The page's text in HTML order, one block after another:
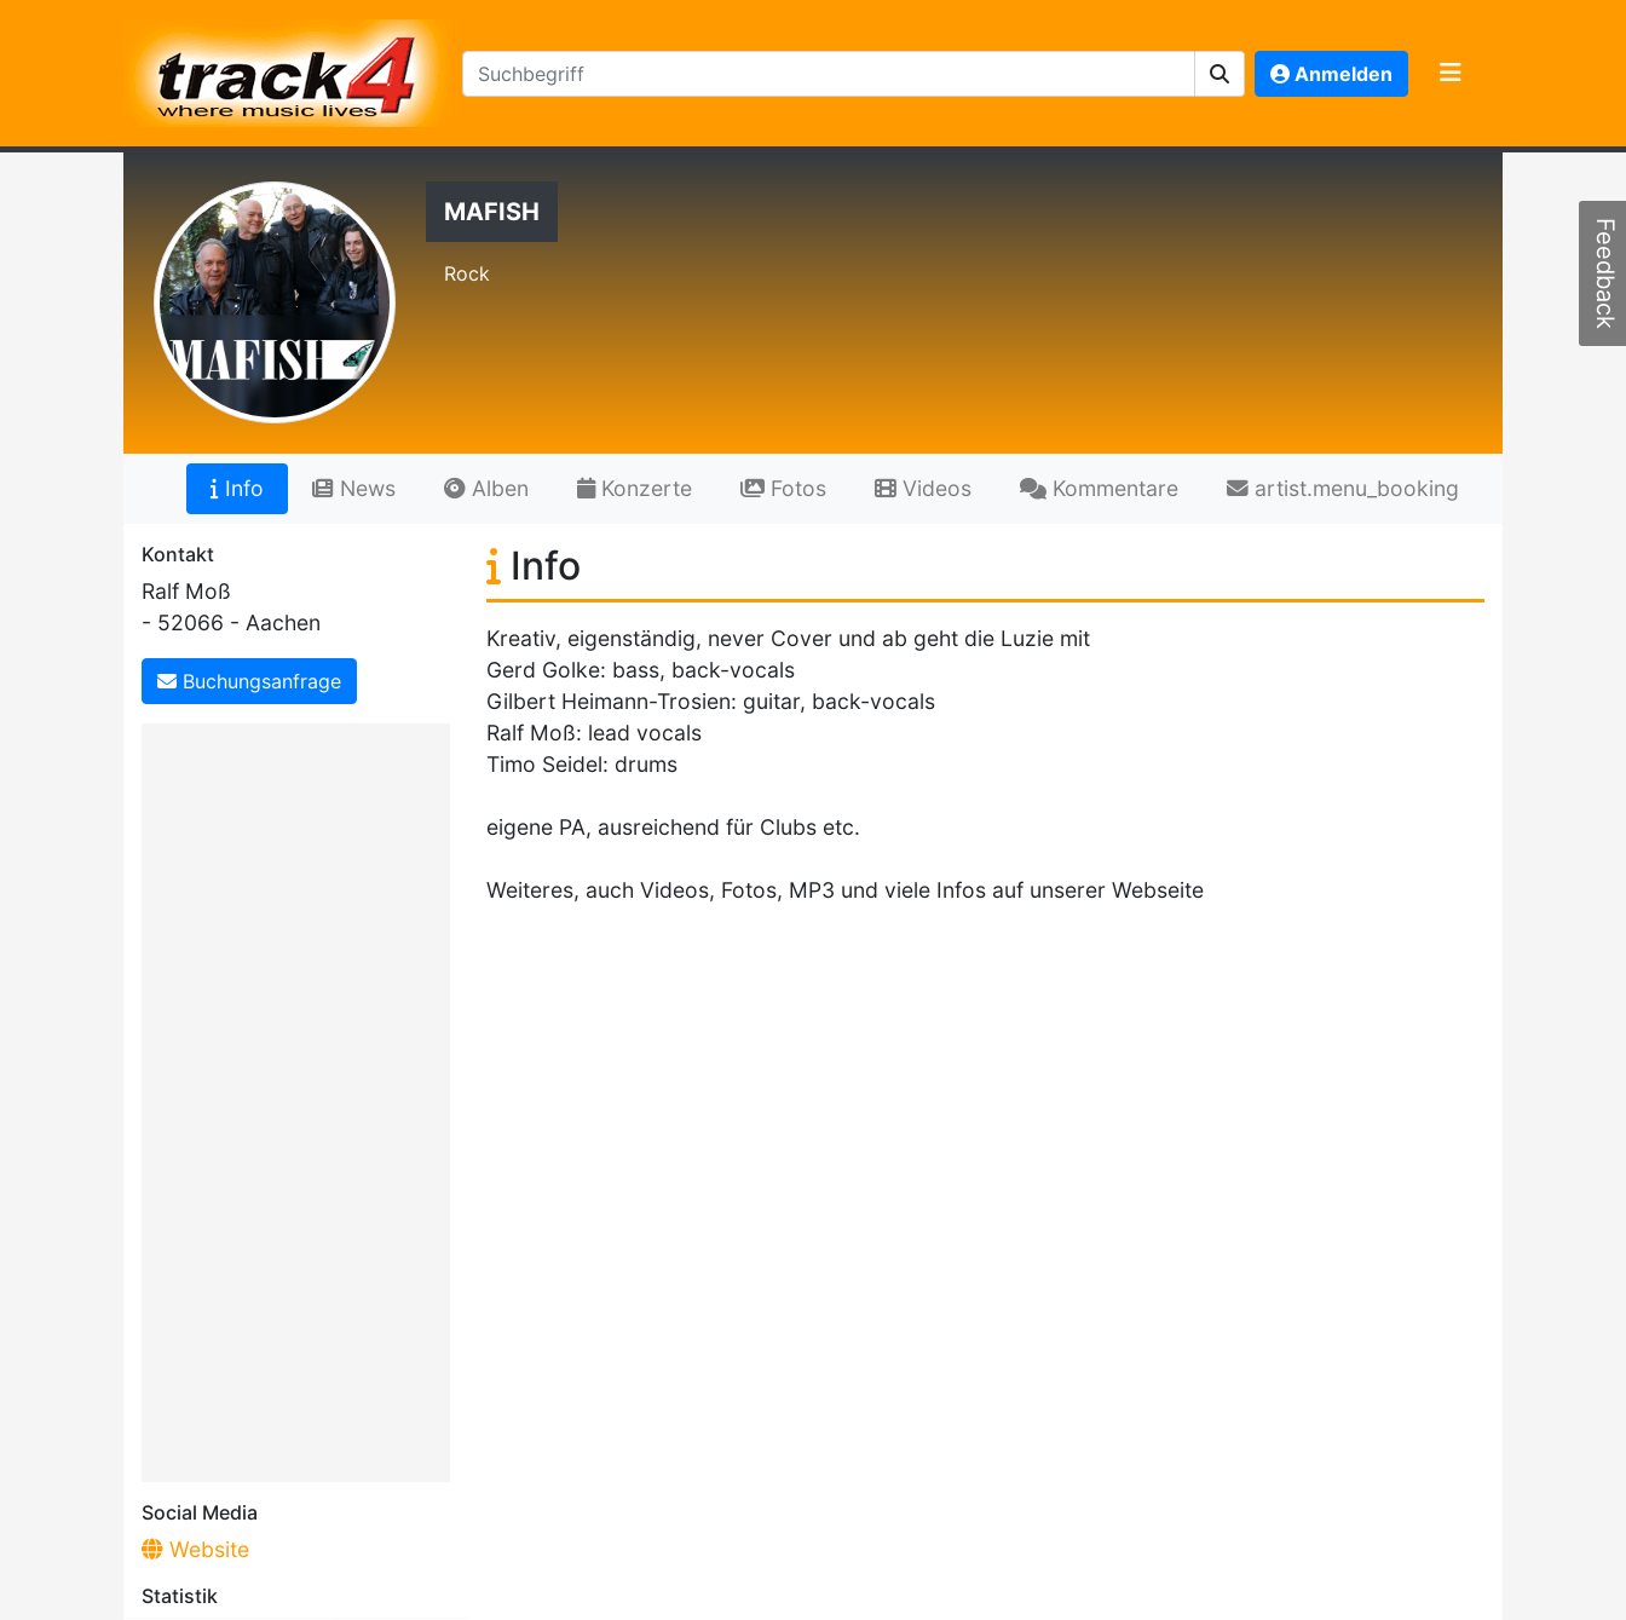
Anmelden
MAFISH
Rock
Info News Alben Konzerte Fotos Videos Kommentare artist.menu_booking
Kontakt
Ralf Moß
- 52066 - Aachen
Buchungsanfrage
Social Media
Website
Statistik
Info
Kreativ, eigenständig, never Cover und ab geht die Luzie mit
Gerd Golke: bass, back-vocals
Gilbert Heimann-Trosien: guitar, back-vocals
Ralf Moß: lead vocals
Timo Seidel: drums
eigene PA, ausreichend für Clubs etc.
Weiteres, auch Videos, Fotos, MP3 und viele Infos auf unserer Webseite
Feedback